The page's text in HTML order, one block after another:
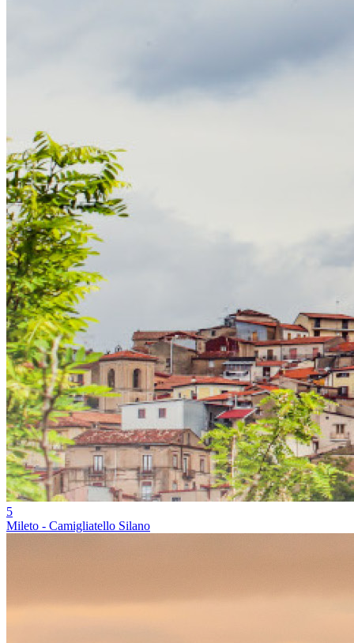
5
Mileto - Camigliatello Silano